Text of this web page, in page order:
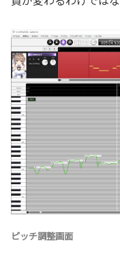
ピッチ調整画面